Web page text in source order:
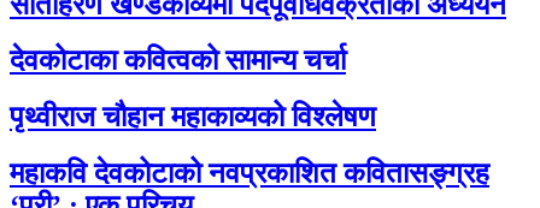
देवकोटाका कवित्वको सामान्य चर्चा
पृथ्वीराज चौहान महाकाव्यको विश्लेषण
महाकवि देवकोटाको नवप्रकाशित कवितासङ्ग्रह